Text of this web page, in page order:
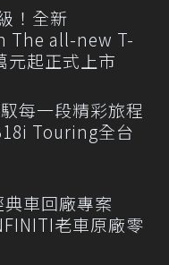
！全新
The all-new T-
元起正式上市
每一段精彩旅程
Touring全台
典車回廠專案
老車原廠零